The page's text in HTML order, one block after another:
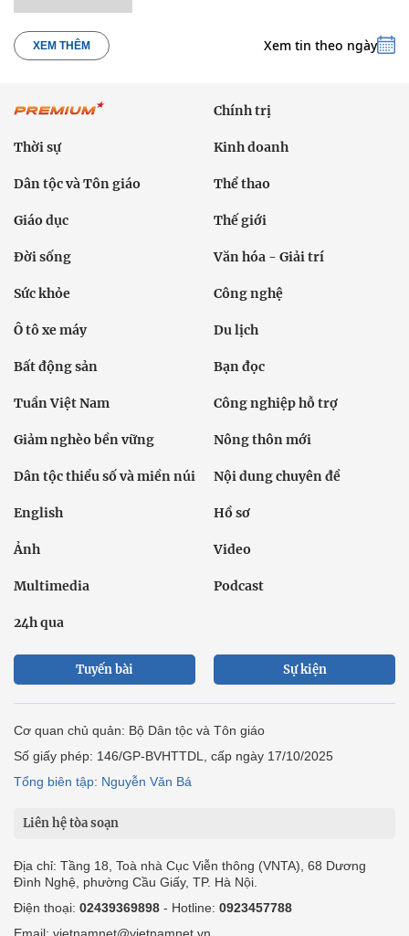
XEM THÊM Xem tin theo ngày
Chính trị
Thời sự Kinh doanh
Dân tộc và Tôn giáo Thể thao
Giáo dục Thế giới
Đời sống Văn hóa - Giải trí
Sức khỏe Công nghệ
Ô tô xe máy Du lịch
Bất động sản Bạn đọc
Tuần Việt Nam Công nghiệp hỗ trợ
Giảm nghèo bền vững Nông thôn mới
Dân tộc thiểu số và miền núi Nội dung chuyên đề
English Hồ sơ
Ảnh Video
Multimedia Podcast
24h qua
Tuyến bài Sự kiện
Cơ quan chủ quản: Bộ Dân tộc và Tôn giáo
Số giấy phép: 146/GP-BVHTTDL, cấp ngày 17/10/2025
Tổng biên tập: Nguyễn Văn Bá
Liên hệ tòa soạn
Địa chỉ: Tầng 18, Toà nhà Cục Viễn thông (VNTA), 68 Dương
Đình Nghệ, phường Cầu Giấy, TP. Hà Nội.
Điện thoại: 02439369898 - Hotline: 0923457788